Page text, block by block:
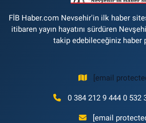
FİB Haber.com Nevsehir'in ilk haber
itibaren yayın hayatını sürdüren
takip edebileceğiniz haber
[email
0 384 212 9 444 0 532
[email